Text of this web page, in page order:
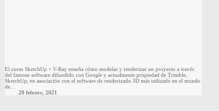
El curso SketchUp + V-Ray enseña cómo modelar y renderizar un proyecto a través
del famoso software difundido con Google y actualmente propiedad de Trimble,
SketchUp, en asociación con el software de renderizado 3D más utilizado en el mundo
de…
28 febrero, 2021